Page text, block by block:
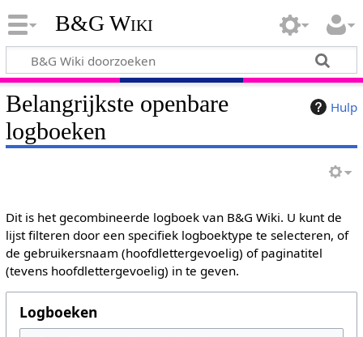
B&G Wiki
Hulp
Belangrijkste openbare
logboeken
Dit is het gecombineerde logboek van B&G Wiki. U kunt de
lijst filteren door een specifiek logboektype te selecteren, of
de gebruikersnaam (hoofdlettergevoelig) of paginatitel
(tevens hoofdlettergevoelig) in te geven.
Logboeken